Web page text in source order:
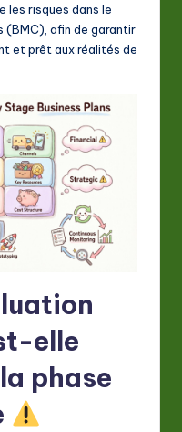
les risques dans le
(BMC), afin de garantir
et prêt aux réalités de
elle
phase